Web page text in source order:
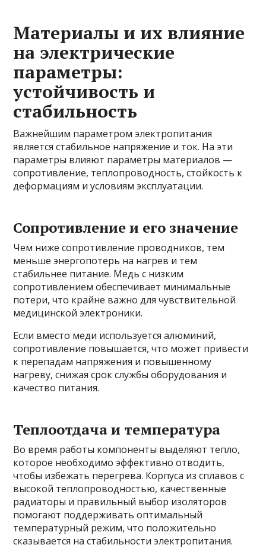
Материалы и их влияние
на электрические
параметры:
устойчивость и
стабильность
Важнейшим параметром электропитания
является стабильное напряжение и ток. На эти
параметры влияют параметры материалов —
сопротивление, теплопроводность, стойкость к
деформациям и условиям эксплуатации.
Сопротивление и его значение
Чем ниже сопротивление проводников, тем
меньше энергопотерь на нагрев и тем
стабильнее питание. Медь с низким
сопротивлением обеспечивает минимальные
потери, что крайне важно для чувствительной
медицинской электроники.
Если вместо меди используется алюминий,
сопротивление повышается, что может привести
к перепадам напряжения и повышенному
нагреву, снижая срок службы оборудования и
качество питания.
Теплоотдача и температура
Во время работы компоненты выделяют тепло,
которое необходимо эффективно отводить,
чтобы избежать перегрева. Корпуса из сплавов с
высокой теплопроводностью, качественные
радиаторы и правильный выбор изоляторов
помогают поддерживать оптимальный
температурный режим, что положительно
сказывается на стабильности электропитания.